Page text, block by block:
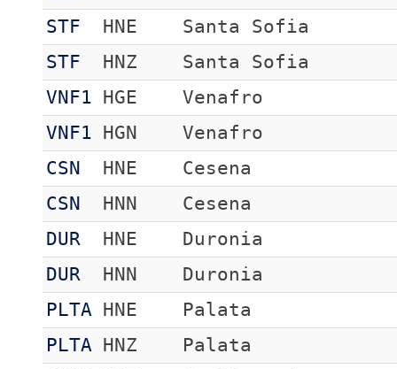
STF
HNE
Santa Sofia
STF
HNZ
Santa Sofia
VNF1
HGE
Venafro
VNF1
HGN
Venafro
CSN
HNE
Cesena
CSN
HNN
Cesena
DUR
HNE
Duronia
DUR
HNN
Duronia
PLTA
HNE
Palata
PLTA
HNZ
Palata